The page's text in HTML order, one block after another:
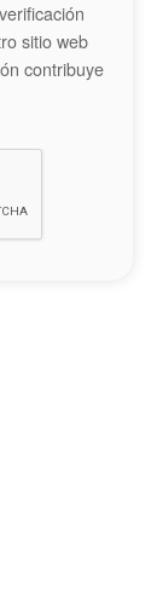
sitio web
contribuye